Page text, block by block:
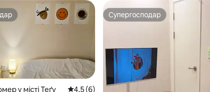
у місті Теґу Середня оцінка: 4,5 з 5, відгуки: 6
4,5 (6)
Супергосподар
Супергосподар